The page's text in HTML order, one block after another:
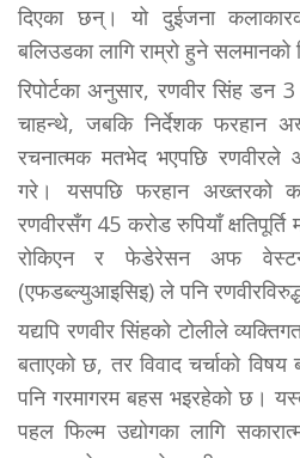
दिएका छन्। यो दुईजना
बलिउडका लागि राम्रो हुने सलमानको
रिपोर्टका अनुसार, रणवीर सिंह डन
चाहन्थे, जबकि निर्देशक फरहान
रचनात्मक मतभेद भएपछि रणवीरले
गरे। यसपछि फरहान अख्तरको
रणवीरसँग 45 करोड रुपियाँ
रोकिएन र फेडेरेसन अफ
(एफडब्ल्युआइसिइ) ले पनि
यद्यपि रणवीर सिंहको टोलीले
बताएको छ, तर विवाद चर्चाको विषय
पनि गरमागरम बहस भइरहेको छ।
पहल फिल्म उद्योगका लागि